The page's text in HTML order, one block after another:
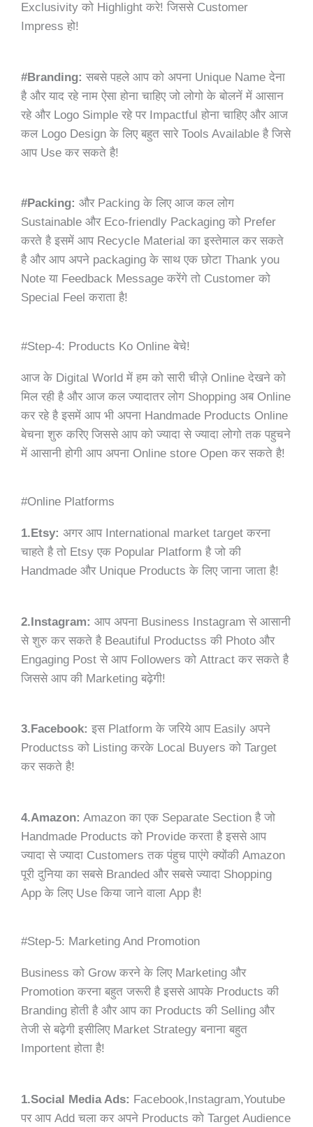
Exclusivity को Highlight करे! जिससे Customer
Impress हो!
#Branding: सबसे पहले आप को अपना Unique Name देना
है और याद रहे नाम ऐसा होना चाहिए जो लोगो के बोलनें में आसान
रहे और Logo Simple रहे पर Impactful होना चाहिए और आज
कल Logo Design के लिए बहुत सारे Tools Available है जिसे
आप Use कर सकते है!
#Packing: और Packing के लिए आज कल लोग
Sustainable और Eco-friendly Packaging को Prefer
करते है इसमें आप Recycle Material का इस्तेमाल कर सकते
है और आप अपने packaging के साथ एक छोटा Thank you
Note या Feedback Message करेंगे तो Customer को
Special Feel कराता है!
#Step-4: Products Ko Online बेचे!
आज के Digital World में हम को सारी चीज़े Online देखने को
मिल रही है और आज कल ज्यादातर लोग Shopping अब Online
कर रहे है इसमें आप भी अपना Handmade Products Online
बेचना शुरु करिए जिससे आप को ज्यादा से ज्यादा लोगो तक पहुचने
में आसानी होगी आप अपना Online store Open कर सकते है!
#Online Platforms
1.Etsy: अगर आप International market target करना
चाहते है तो Etsy एक Popular Platform है जो की
Handmade और Unique Products के लिए जाना जाता है!
2.Instagram: आप अपना Business Instagram से आसानी
से शुरु कर सकते है Beautiful Productss की Photo और
Engaging Post से आप Followers को Attract कर सकते है
जिससे आप की Marketing बढ़ेगी!
3.Facebook: इस Platform के जरिये आप Easily अपने
Productss को Listing करके Local Buyers को Target
कर सकते है!
4.Amazon: Amazon का एक Separate Section है जो
Handmade Products को Provide करता है इससे आप
ज्यादा से ज्यादा Customers तक पंहुच पाएंगे क्योंकी Amazon
पूरी दुनिया का सबसे Branded और सबसे ज्यादा Shopping
App के लिए Use किया जाने वाला App है!
#Step-5: Marketing And Promotion
Business को Grow करने के लिए Marketing और
Promotion करना बहुत जरूरी है इससे आपके Products की
Branding होती है और आप का Products की Selling और
तेजी से बढ़ेगी इसीलिए Market Strategy बनाना बहुत
Importent होता है!
1.Social Media Ads: Facebook,Instagram,Youtube
पर आप Add चला कर अपने Products को Target Audience